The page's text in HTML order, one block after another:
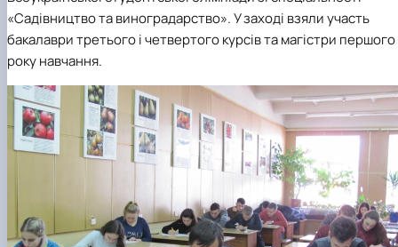
«Садівництво та виноградарство». У заході взяли участь
бакалаври третього і четвертого курсів та магістри першого
року навчання.